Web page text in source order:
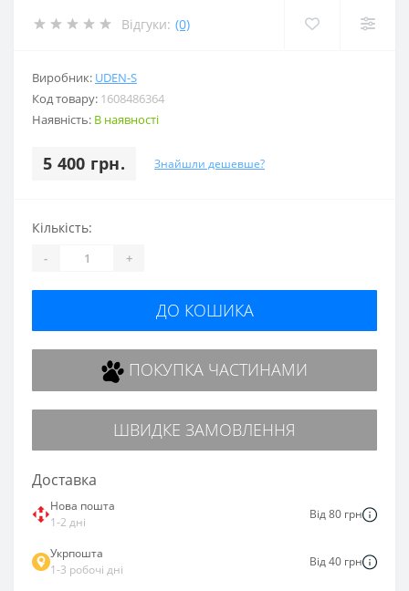
Відгуки: (0)
Виробник: UDEN-S
Код товару: 1608486364
Наявність: В наявності
5 400 грн. Знайшли дешевше?
Кількість:
- +
ДО КОШИКА
ПОКУПКА ЧАСТИНАМИ
ШВИДКЕ ЗАМОВЛЕННЯ
Доставка
Нова пошта
1-2 дні
Від 80 грн
Укрпошта
1-3 робочі дні
Від 40 грн